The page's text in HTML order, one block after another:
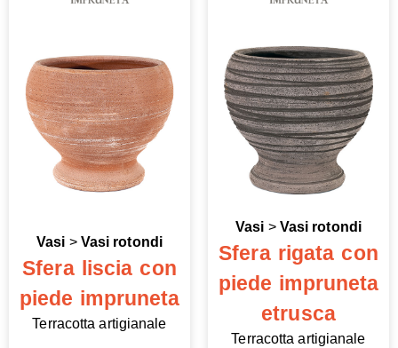
Vasi > Vasi rotondi
Sfera liscia con
piede impruneta
Terracotta artigianale
Vasi > Vasi rotondi
Sfera rigata con
piede impruneta
etrusca
Terracotta artigianale